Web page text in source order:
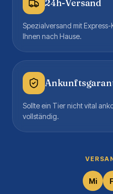
24h-Versand
Spezialversand mit
Ihnen nach Hause.
Sollte ein Tier nicht vital
vollständig.
Mi